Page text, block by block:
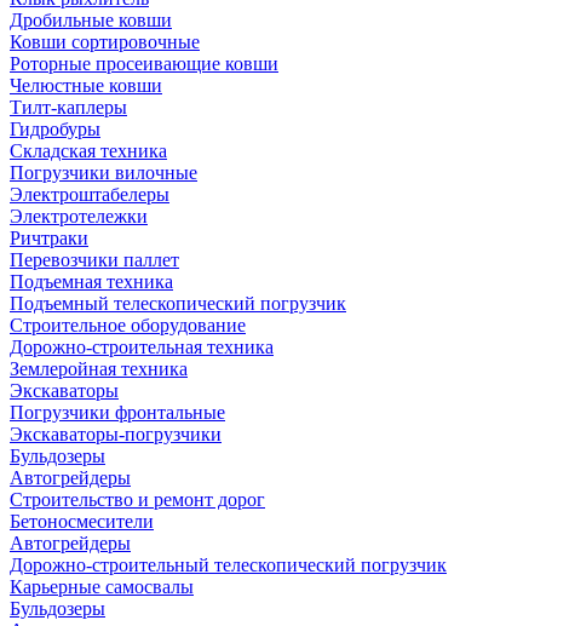
Дробильные ковши
Ковши сортировочные
Роторные просеивающие ковши
Челюстные ковши
Тилт-каплеры
Гидробуры
Складская техника
Погрузчики вилочные
Электроштабелеры
Электротележки
Ричтраки
Перевозчики паллет
Подъемная техника
Подъемный телескопический погрузчик
Строительное оборудование
Дорожно-строительная техника
Землеройная техника
Экскаваторы
Погрузчики фронтальные
Экскаваторы-погрузчики
Бульдозеры
Автогрейдеры
Строительство и ремонт дорог
Бетоносмесители
Автогрейдеры
Дорожно-строительный телескопический погрузчик
Карьерные самосвалы
Бульдозеры